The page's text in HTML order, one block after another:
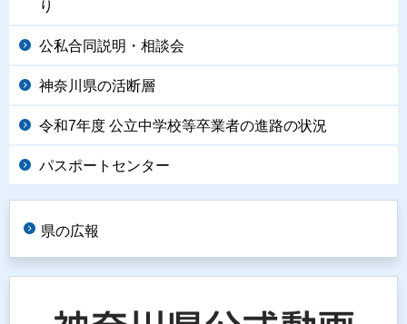
り
公私合同説明・相談会
神奈川県の活断層
令和7年度 公立中学校等卒業者の進路の状況
パスポートセンター
県の広報